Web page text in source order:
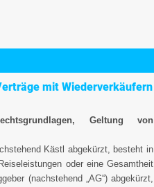
mit Wiederverkäufern
Geltung von
Kästl abgekürzt, besteht in
oder eine Gesamtheit
(nachstehend „AG“) abgekürzt,